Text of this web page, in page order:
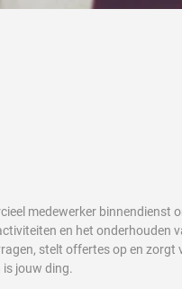
medewerker binnendienst
en het onderhouden
stelt offertes op en zorgt
jouw ding.